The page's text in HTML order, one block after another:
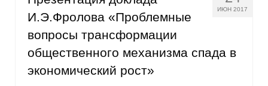
Энергетический семинар
Российско-французский семинар
ИЮН 2017
И.Э.Фролова «Проблемные
вопросы трансформации
общественного механизма спада в
экономический рост»